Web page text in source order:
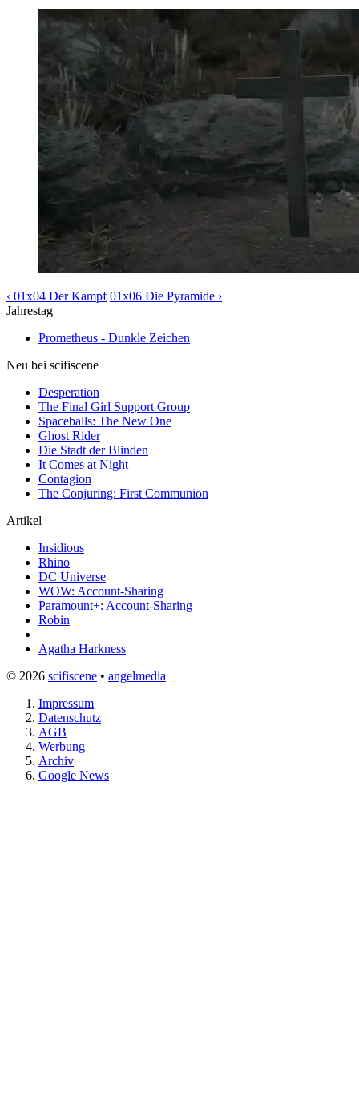
‹ 01x04 Der Kampf 01x06 Die Pyramide ›
Jahrestag
Prometheus - Dunkle Zeichen
Neu bei scifiscene
Desperation
The Final Girl Support Group
Spaceballs: The New One
Ghost Rider
Die Stadt der Blinden
It Comes at Night
Contagion
The Conjuring: First Communion
Artikel
Insidious
Rhino
DC Universe
WOW: Account-Sharing
Paramount+: Account-Sharing
Robin
Agatha Harkness
© 2026 scifiscene • angelmedia
Impressum
Datenschutz
AGB
Werbung
Archiv
Google News